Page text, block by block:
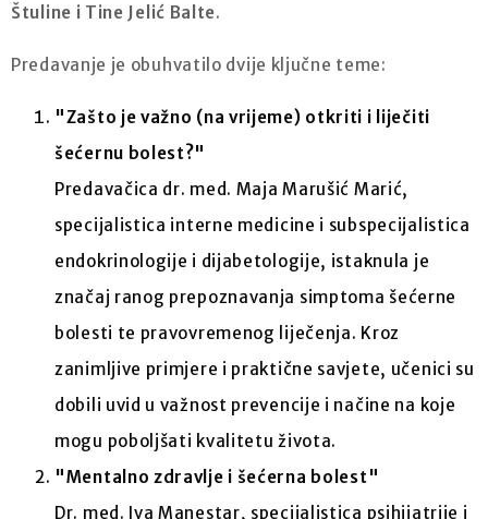
Štuline i Tine Jelić Balte.
Predavanje je obuhvatilo dvije ključne teme:
"Zašto je važno (na vrijeme) otkriti i liječiti
šećernu bolest?"
Predavačica dr. med. Maja Marušić Marić,
specijalistica interne medicine i subspecijalistica
endokrinologije i dijabetologije, istaknula je
značaj ranog prepoznavanja simptoma šećerne
bolesti te pravovremenog liječenja. Kroz
zanimljive primjere i praktične savjete, učenici su
dobili uvid u važnost prevencije i načine na koje
mogu poboljšati kvalitetu života.
"Mentalno zdravlje i šećerna bolest"
Dr. med. Iva Manestar, specijalistica psihijatrije i